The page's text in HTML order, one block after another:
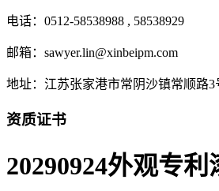
电话：0512-58538988 , 58538929
邮箱：sawyer.lin@xinbeipm.com
地址：江苏张家港市常阴沙镇常顺路3
资质证书
20290924外观专